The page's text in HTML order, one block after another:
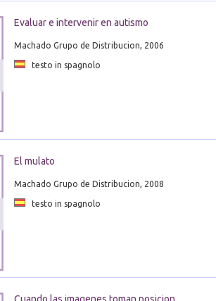
Evaluar e intervenir en autismo
Machado Grupo de Distribucion, 2006
testo in spagnolo
El mulato
Machado Grupo de Distribucion, 2008
testo in spagnolo